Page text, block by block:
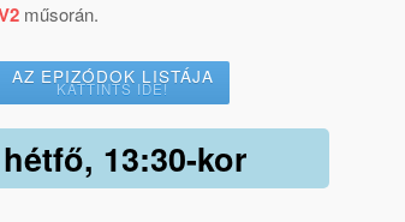
műsorán.
AZ EPIZÓDOK LISTÁJA
KATTINTS IDE!
13:30-kor